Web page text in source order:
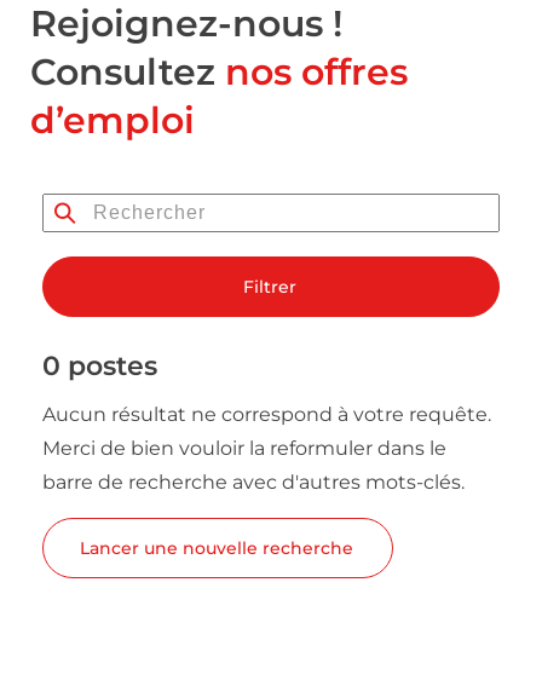
Rejoignez-nous !
Consultez nos offres
d’emploi
Filtrer
0 postes
Aucun résultat ne correspond à votre requête.
Merci de bien vouloir la reformuler dans le
barre de recherche avec d'autres mots-clés.
Lancer une nouvelle recherche